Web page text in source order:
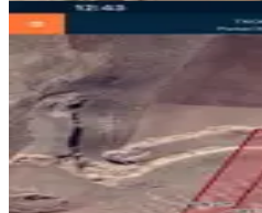
YOLU AÇIK
Çok Acil
Su Elektrik
Eğil, Kalkan
6175 m²·
22.06.2026
2.990.000 ₺